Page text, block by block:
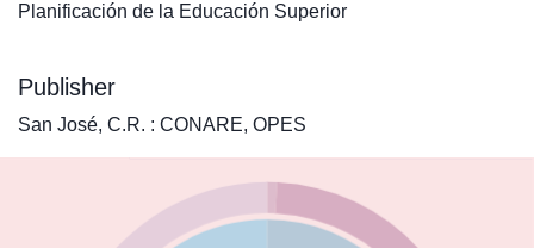
Planificación de la Educación Superior
Publisher
San José, C.R. : CONARE, OPES